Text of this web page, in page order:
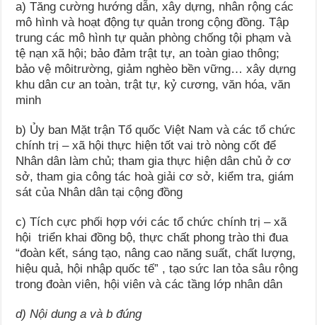
a) Tăng cường hướng dẫn, xây dựng, nhân rộng các
mô hình và hoạt động tự quản trong cộng đồng. Tập
trung các mô hình tự quản phòng chống tội phạm và
tệ nạn xã hội; bảo đảm trật tự, an toàn giao thông;
bảo vệ môitrường, giảm nghèo bền vững… xây dựng
khu dân cư an toàn, trật tự, kỷ cương, văn hóa, văn
minh
b) Ủy ban Mặt trận Tổ quốc Việt Nam và các tổ chức
chính trị – xã hội thực hiện tốt vai trò nòng cốt để
Nhân dân làm chủ; tham gia thực hiện dân chủ ở cơ
sở, tham gia công tác hoà giải cơ sở, kiểm tra, giám
sát của Nhân dân tại cộng đồng
c) Tích cực phối hợp với các tổ chức chính trị – xã
hội triển khai đồng bộ, thực chất phong trào thi đua
“đoàn kết, sáng tạo, nâng cao năng suất, chất lượng,
hiệu quả, hội nhập quốc tế” , tạo sức lan tỏa sâu rộng
trong đoàn viên, hội viên và các tầng lớp nhân dân
d) Nội dung a và b đúng